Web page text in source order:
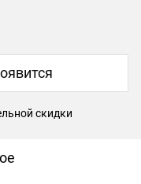
скидки